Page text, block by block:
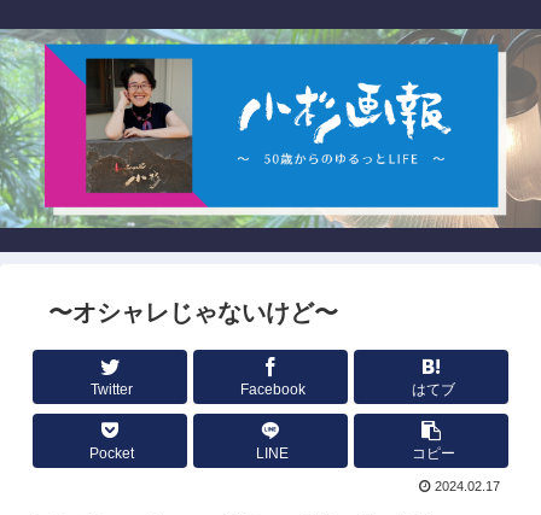
〜オシャレじゃないけど〜
Twitter Facebook はてブ
Pocket LINE コピー
2024.02.17